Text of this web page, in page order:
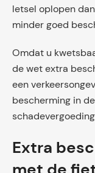
letsel oplopen
minder goed
Omdat u
de wet extra
een
bescherming in
Extra